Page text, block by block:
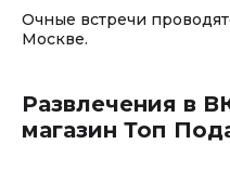
Очные встречи
Москве.
Развлечения в
магазин Топ